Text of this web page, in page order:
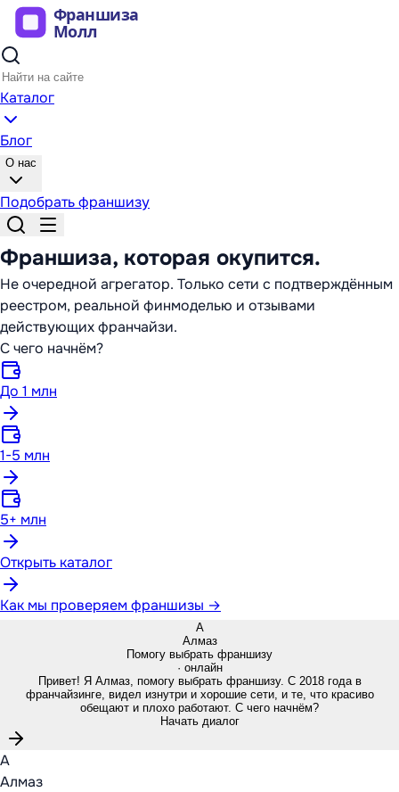
Каталог
Блог
О нас
Подобрать франшизу
Франшиза, которая окупится.
Не очередной агрегатор. Только сети с подтверждённым
реестром, реальной финмоделью и отзывами
действующих франчайзи.
С чего начнём?
До 1 млн
1-5 млн
5+ млн
Открыть каталог
Как мы проверяем франшизы →
А
Алмаз
Помогу выбрать франшизу
· онлайн
Привет! Я Алмаз, помогу выбрать франшизу. С 2018 года в
франчайзинге, видел изнутри и хорошие сети, и те, что красиво
обещают и плохо работают. С чего начнём?
Начать диалог
А
Алмаз